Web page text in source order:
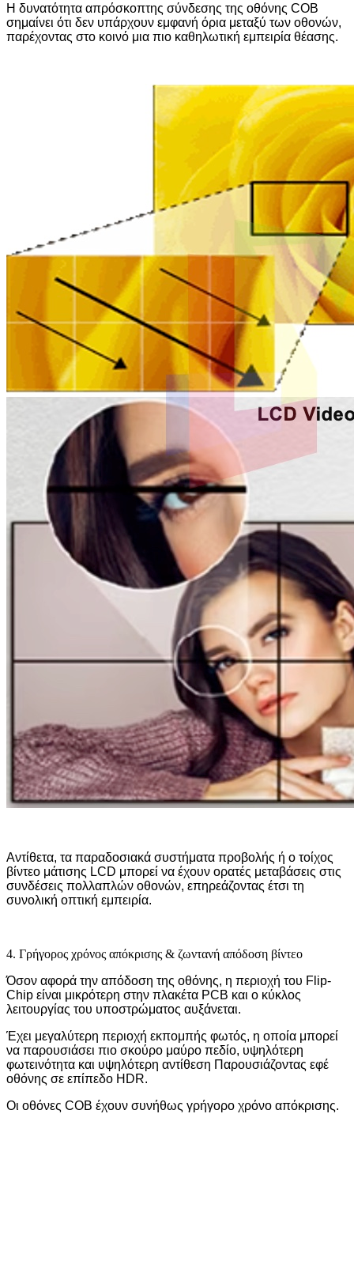
Η δυνατότητα απρόσκοπτης σύνδεσης της οθόνης COB
σημαίνει ότι δεν υπάρχουν εμφανή όρια μεταξύ των οθονών,
παρέχοντας στο κοινό μια πιο καθηλωτική εμπειρία θέασης.
Αντίθετα, τα παραδοσιακά συστήματα προβολής ή ο τοίχος
βίντεο μάτισης LCD μπορεί να έχουν ορατές μεταβάσεις στις
συνδέσεις πολλαπλών οθονών, επηρεάζοντας έτσι τη
συνολική οπτική εμπειρία.
4. Γρήγορος χρόνος απόκρισης & ζωντανή απόδοση βίντεο
Όσον αφορά την απόδοση της οθόνης, η περιοχή του Flip-
Chip είναι μικρότερη στην πλακέτα PCB και ο κύκλος
λειτουργίας του υποστρώματος αυξάνεται.
Έχει μεγαλύτερη περιοχή εκπομπής φωτός, η οποία μπορεί
να παρουσιάσει πιο σκούρο μαύρο πεδίο, υψηλότερη
φωτεινότητα και υψηλότερη αντίθεση Παρουσιάζοντας εφέ
οθόνης σε επίπεδο HDR.
Οι οθόνες COB έχουν συνήθως γρήγορο χρόνο απόκρισης.